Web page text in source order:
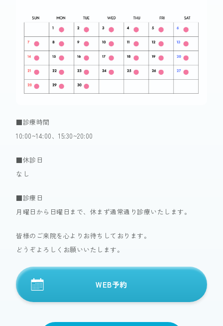
■診療時間
10:00~14:00、15:30~20:00
■休診日
なし
■診療日
月曜日から日曜日まで、休まず通常通り診療いたします。
皆様のご来院を心よりお待ちしております。
どうぞよろしくお願いいたします。
WEB予約
紡潤会について プライバシーポリシー